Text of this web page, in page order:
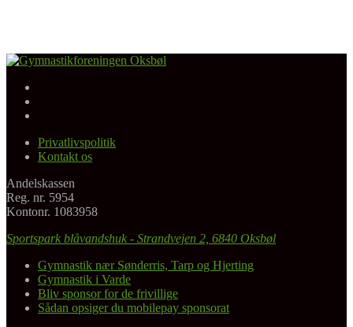
Gymnastikforeningen Oksbøl
Privatlivspolitik
Kontakt os
Andelskassen
Reg. nr. 5954
Kontonr. 1083958
Sportspark blåvandshuk - Strandvejen 2, 6840 Oksbøl
Gymnastik nær Sønderris, Tarp og Hjerting
Gymnastik i Varde
Bliv sponsor for de frivillige
Sådan opsiger du mobilepay sponsorat